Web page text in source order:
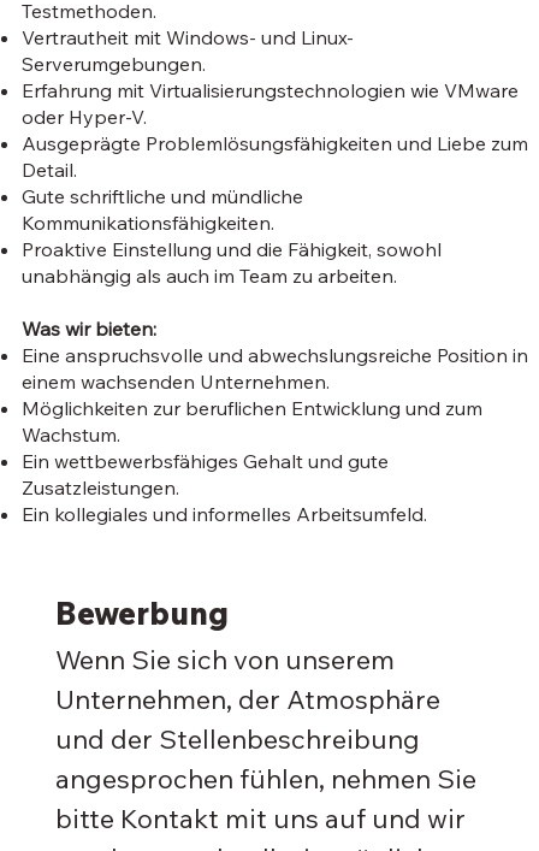
Testmethoden.
Vertrautheit mit Windows- und Linux-
Serverumgebungen.
Erfahrung mit Virtualisierungstechnologien wie VMware
oder Hyper-V.
Ausgeprägte Problemlösungsfähigkeiten und Liebe zum
Detail.
Gute schriftliche und mündliche
Kommunikationsfähigkeiten.
Proaktive Einstellung und die Fähigkeit, sowohl
unabhängig als auch im Team zu arbeiten.
Was wir bieten:
Eine anspruchsvolle und abwechslungsreiche Position in
einem wachsenden Unternehmen.
Möglichkeiten zur beruflichen Entwicklung und zum
Wachstum.
Ein wettbewerbsfähiges Gehalt und gute
Zusatzleistungen.
Ein kollegiales und informelles Arbeitsumfeld.
Bewerbung
Wenn Sie sich von unserem
Unternehmen, der Atmosphäre
und der Stellenbeschreibung
angesprochen fühlen, nehmen Sie
bitte Kontakt mit uns auf und wir